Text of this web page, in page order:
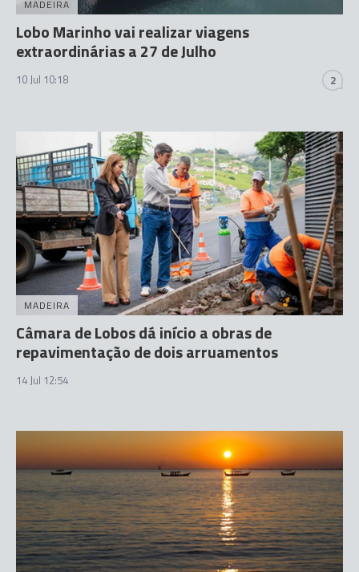
MADEIRA
Lobo Marinho vai realizar viagens
extraordinárias a 27 de Julho
10 Jul 10:18 2
MADEIRA
Câmara de Lobos dá início a obras de
repavimentação de dois arruamentos
14 Jul 12:54